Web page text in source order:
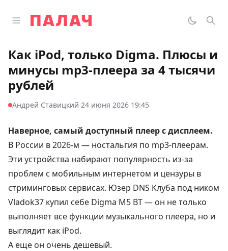
Открыть главное меню
Палач
Как iPod, только Digma. Плюсы и
минусы mp3-плеера за 4 тысячи
рублей
Андрей Ставицкий·24 июня 2026 19:45
Наверное, самый доступный плеер с дисплеем.
В России в 2026-м — ностальгия по mp3-плеерам.
Эти устройства набирают популярность из-за
проблем с мобильным интернетом и цензуры в
стриминговых сервисах. Юзер DNS Клуба под ником
Vladok37 купил себе Digma M5 BT — он не только
выполняет все функции музыкального плеера, но и
выглядит как iPod.
А еще он очень дешевый.